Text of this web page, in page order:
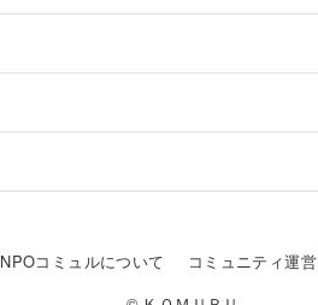
NPOコミュルについて コミュニティ運営